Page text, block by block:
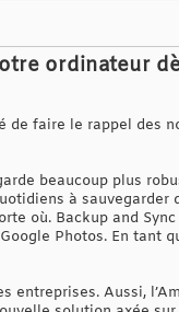
ordinateur
de faire le rappel des
beaucoup plus
à sauvegarder
où. Backup and
Photos. En tant
entreprises. Aussi,